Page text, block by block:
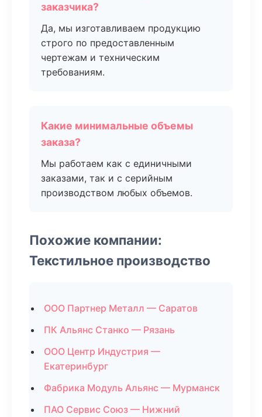
заказчика?
Да, мы изготавливаем продукцию
строго по предоставленным
чертежам и техническим
требованиям.
Какие минимальные объемы
заказа?
Мы работаем как с единичными
заказами, так и с серийным
производством любых объемов.
Похожие компании:
Текстильное производство
ООО Партнер Металл — Саратов
ПК Альянс Станко — Рязань
ООО Центр Индустрия —
Екатеринбург
Фабрика Модуль Альянс — Мурманск
ПАО Сервис Союз — Нижний